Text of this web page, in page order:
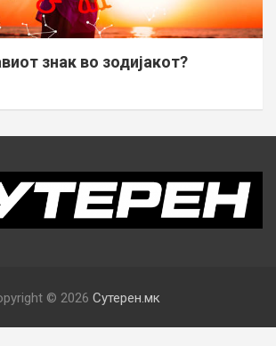
знак во зодијакот?
© 2026 Сутерен.мк